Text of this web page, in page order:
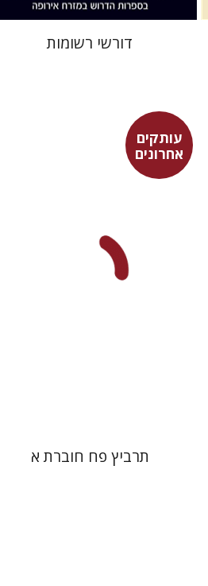
דורשי רשומות
עותקים
אחרוניםרוני גולדשטיין
שלמה נאה
תרביץ פח חוברת א